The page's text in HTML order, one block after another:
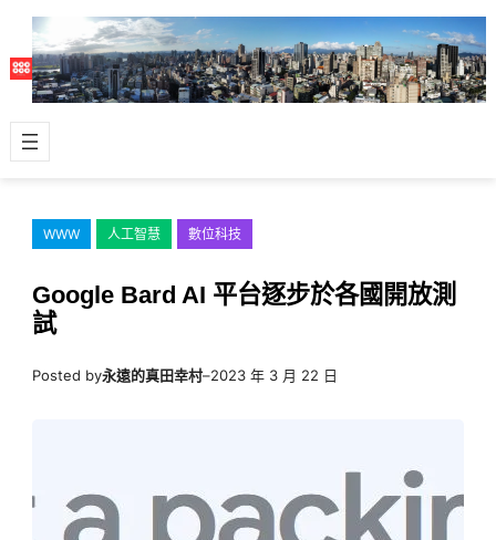
主
容
WWW 人工智慧 數位科技
Google Bard AI 平台逐步於各國開放測
試
Posted by永遠的真田幸村–2023 年 3 月 22 日